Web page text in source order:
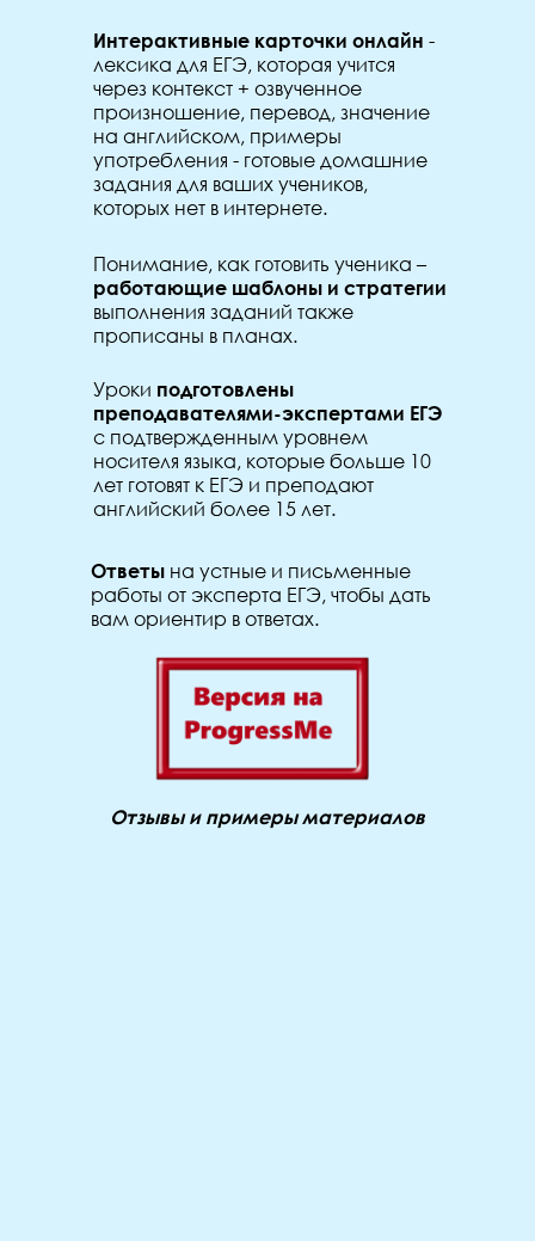
Интерактивные карточки онлайн -
лексика для ЕГЭ, которая учится
через контекст + озвученное
произношение, перевод, значение
на английском, примеры
употребления - готовые домашние
задания для ваших учеников,
которых нет в интернете.
Понимание, как готовить ученика –
работающие шаблоны и стратегии
выполнения заданий также
прописаны в планах.
Уроки подготовлены
преподавателями-экспертами ЕГЭ
с подтвержденным уровнем
носителя языка, которые больше 10
лет готовят к ЕГЭ и преподают
английский более 15 лет.
Ответы на устные и письменные
работы от эксперта ЕГЭ, чтобы дать
вам ориентир в ответах.
Отзывы и примеры материалов